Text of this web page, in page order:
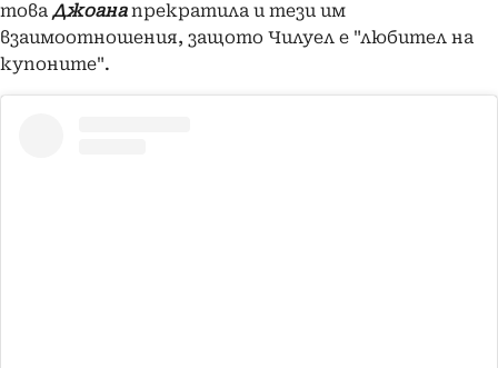
това Джоанапрекратила и тези им
взаимоотношения, защото Чилуел е "любител на
купоните".